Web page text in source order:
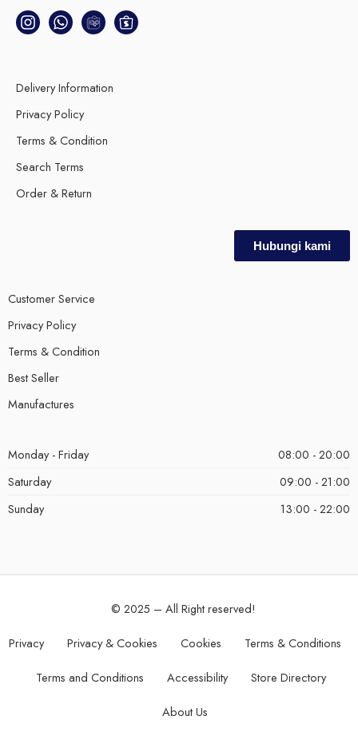
Delivery Information
Privacy Policy
Terms & Condition
Search Terms
Order & Return
Hubungi kami
Customer Service
Privacy Policy
Terms & Condition
Best Seller
Manufactures
Monday - Friday
08:00 - 20:00
Saturday
09:00 - 21:00
Sunday
13:00 - 22:00
© 2025 – All Right reserved!
Privacy Privacy & Cookies Cookies Terms & Conditions
Terms and Conditions Accessibility Store Directory
About Us